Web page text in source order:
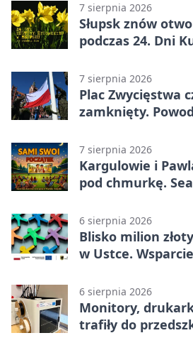
7 sierpnia 2026
Słupsk znów
podczas 24. Dni
7 sierpnia 2026
Plac Zwycięstwa
zamknięty.
7 sierpnia 2026
Kargulowie i
pod chmurkę.
6 sierpnia 2026
Blisko milion
w Ustce.
6 sierpnia 2026
Monitory,
trafiły do